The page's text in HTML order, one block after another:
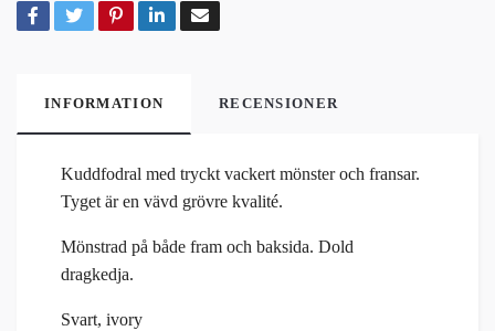
INFORMATION RECENSIONER
Kuddfodral med tryckt vackert mönster och fransar.
Tyget är en vävd grövre kvalité.
Mönstrad på både fram och baksida. Dold
dragkedja.
Svart, ivory